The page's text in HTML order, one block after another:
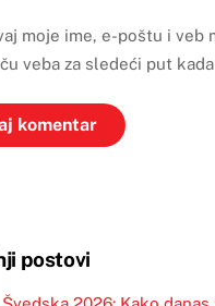
moje ime, e-poštu i veb
veba za sledeći put
postovi